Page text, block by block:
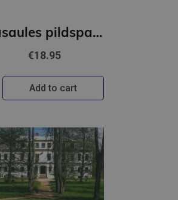
Pasaules pildspalva. Eiropa. Ceļojumu žurnāls
€18.95
Add to cart